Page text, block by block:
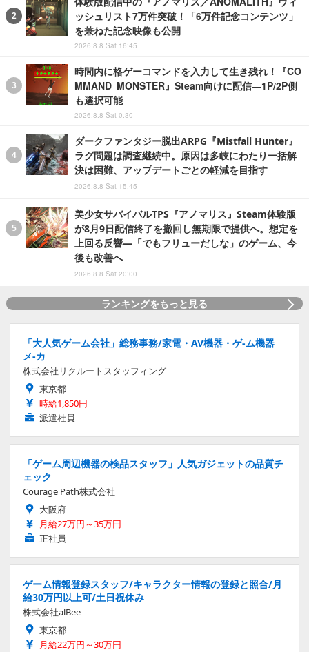
ッシュリスト7万件突破！「6万件記念コンテンツ」
を兼ねた記念映像も公開
2026.8.8 Sat 16:45
時間内に格ゲーコマンドを入力して生き残れ！『CO
MMAND MONSTER』Steam向けに配信―1P/2P側
も選択可能
2026.8.8 Sat 0:30
ダークファンタジー脱出ARPG『Mistfall Hunter』
ラグ問題は調査継続中。原因は多岐にわたり一括解
決は困難、アップデートごとの軽減を目指す
2026.8.8 Sat 15:45
美少女サバイバルTPS『アノマリス』Steam体験版
が8月9日配信終了を撤回し無期限で提供へ。想定を
上回る反響―「でもフリューだしな」のゲーム、今
後も改善へ
2026.8.8 Sat 20:00
ランキングをもっと見る
「大人気ゲーム会社」総務事務/家電・AV機器・ゲ-ム機器
メ-カ
株式会社リクルートスタッフィング
東京都
時給1,850円
派遣社員
「ゲーム周辺機器の検品スタッフ」人気ガジェットの品質チ
ェック
Courage Path株式会社
大阪府
月給27万円～35万円
正社員
ゲーム情報登録スタッフ/キャラクター情報の登録と照合/月
給30万円以上可/土日祝休み
株式会社alBee
東京都
月給22万円～30万円